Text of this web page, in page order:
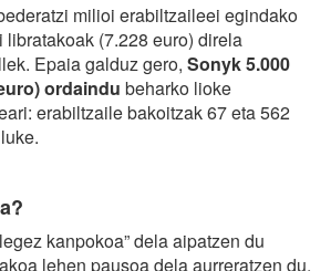
milioi erabiltzaileei egindako
(7.228 euro) direla
Epaia galduz gero, Sonyk 5.000
ordaindu beharko lioke
erabiltzaile bakoitzak 67 eta 562
kanpokoa” dela aipatzen du
lehen pausoa dela aurreratzen du.